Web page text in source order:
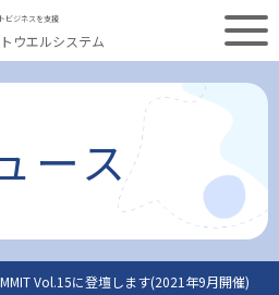
ビジネスを支援
ウエルシステム
ース
Vol.15に登壇します(2021年9月開催)